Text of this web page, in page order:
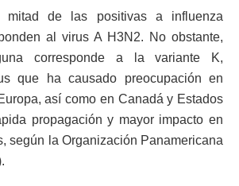
mitad de las positivas a influenza
al virus A H3N2. No obstante,
corresponde a la variante K,
que ha causado preocupación en
así como en Canadá y Estados
propagación y mayor impacto en
según la Organización Panamericana